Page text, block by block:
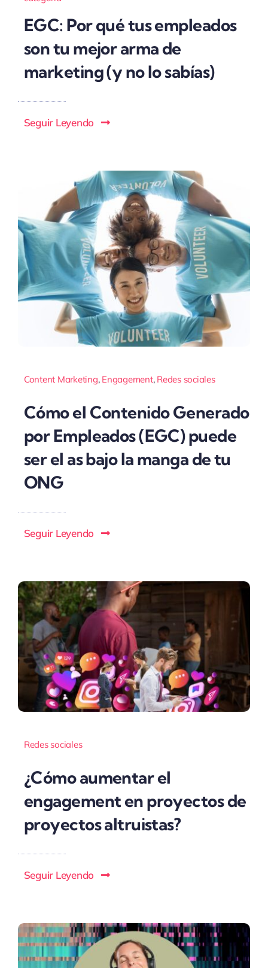
EGC: Por qué tus empleados
son tu mejor arma de
marketing (y no lo sabías)
Seguir Leyendo
Content Marketing, Engagement, Redes sociales
Cómo el Contenido Generado
por Empleados (EGC) puede
ser el as bajo la manga de tu
ONG
Seguir Leyendo
Redes sociales
¿Cómo aumentar el
engagement en proyectos de
proyectos altruistas?
Seguir Leyendo